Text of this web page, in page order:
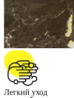
Легкий уход